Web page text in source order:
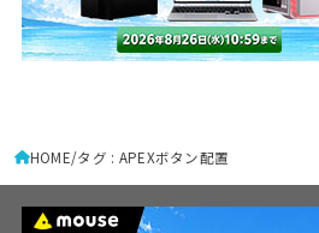
HOME タグ : APEXボタン配置